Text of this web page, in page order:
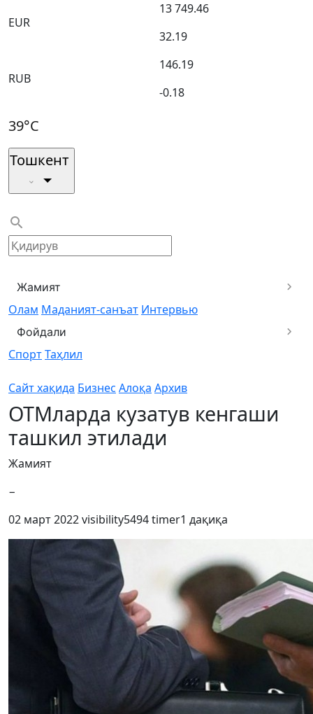
EUR
13 749.46
32.19
RUB
146.19
-0.18
39°C
Тошкент
Жамият
Олам Маданият-санъат Интервью
Фойдали
СпортТаҳлил
Сайт хақида Бизнес Алоқа Архив
ОТМларда кузатув кенгаши
ташкил этилади
Жамият
−
02 март 2022visibility5494timer1 дақиқа